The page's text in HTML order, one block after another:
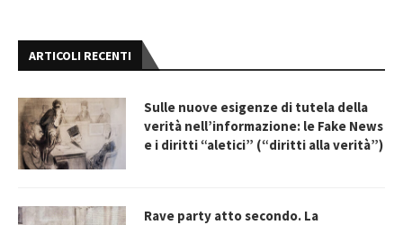
ARTICOLI RECENTI
Sulle nuove esigenze di tutela della
verità nell’informazione: le Fake News
e i diritti “aletici” (“diritti alla verità”)
Rave party atto secondo. La